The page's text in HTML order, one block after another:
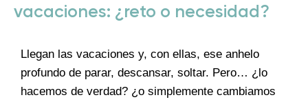
vacaciones: ¿reto o necesidad?
Llegan las vacaciones y, con ellas, ese anhelo
profundo de parar, descansar, soltar. Pero… ¿lo
hacemos de verdad? ¿o simplemente cambiamos